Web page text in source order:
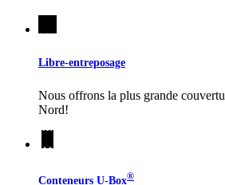
Libre-entreposage
Nous offrons la plus grande
Nord!
Conteneurs U-Box®